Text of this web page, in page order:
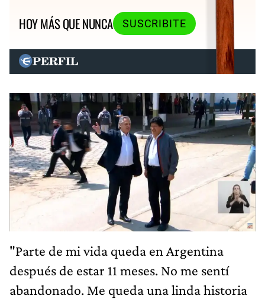
HOY MÁS QUE NUNCA
SUSCRIBITE
"Parte de mi vida queda en Argentina
después de estar 11 meses. No me sentí
abandonado. Me queda una linda historia